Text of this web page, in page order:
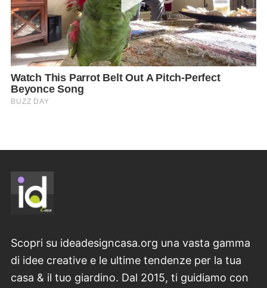
Scopri su ideadesigncasa.org una vasta gamma
di idee creative e le ultime tendenze per la tua
casa & il tuo giardino. Dal 2015, ti guidiamo con